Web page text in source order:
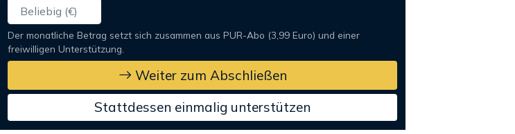
Der monatliche Betrag setzt sich zusammen aus PUR-Abo (3,99 Euro) und einer
freiwilligen Unterstützung.
Weiter zum Abschließen
Stattdessen einmalig unterstützen